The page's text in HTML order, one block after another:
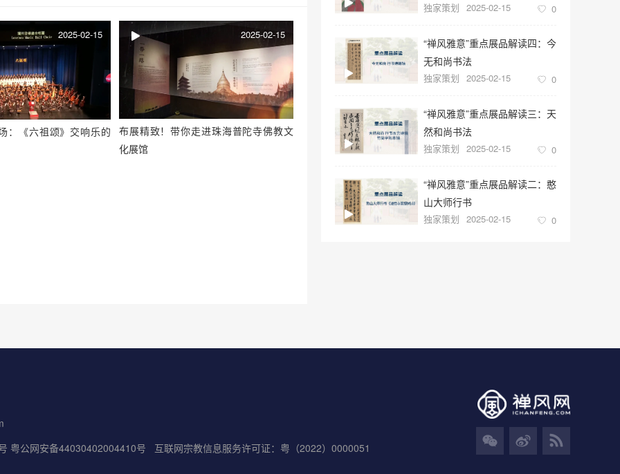
：《六祖颂》交响乐的
2025-02-15
布展精致！带你走进珠海普陀寺佛教文
化展馆
2025-02-15
独家策划 2025-02-15 0
“禅风雅意”重点展品解读四：今
无和尚书法
独家策划 2025-02-15 0
“禅风雅意”重点展品解读三：天
然和尚书法
独家策划 2025-02-15 0
“禅风雅意”重点展品解读二：憨
山大师行书
独家策划 2025-02-15 0
粤公网安备44030402004410号 互联网宗教信息服务许可证：粤（2022）0000051